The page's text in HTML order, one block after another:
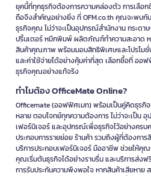
ข้อดีของการใช้ชุด PPE คุ
การลงทุนในชุดพีพีอีที่มีคุณภาพไม่เพียงช่
ใช้งาน แต่ยังช่วยลดต้นทุนจากการบาดเจ็บ
ประสิทธิภาพการทำงาน และสร้างความมั่
นอกจากนี้ยังช่วยให้องค์กรปฏิบัติตามกฎห
ทำไมต้อง OFM สำหรับอุป
ปลอดภัย
OFM คือผู้เชี่ยวชาญด้านอุปกรณ์โรงงาน
คุณไว้วางใจได้ เรามีชุดกันสารเคมี, ชุดกั
ชั้นนำที่ผ่านมาตรฐานสากล พร้อมให้คำป
สมที่สุดกับงานของคุณ
ยุคนี้ที่ทุกธุรกิจต้องการความคล่องตัว การเลือ
ถือจึงสำคัญอย่างยิ่ง ที่ OFM.co.th คุณจะพบกั
ธุรกิจคุณ ไม่ว่าจะเป็นอุปกรณ์สำนักงาน กระดาษ
ปริ้นเตอร์ หมึกพิมพ์ ผลิตภัณฑ์ทำความสะอาด
สินค้าคุณภาพ พร้อมมอบสิทธิพิเศษและโปรโมชั่
และค่าใช้จ่ายได้อย่างคุ้มค่าที่สุด เลือกซื้อที่ ออ
ธุรกิจคุณอย่างแท้จริง
ทำไมต้อง OfficeMate Online?
Officemate (ออฟฟิศเมท) พร้อมเป็นคู่คิดธุร
หลาย ตอบโจทย์ทุกความต้องการ ไม่ว่าจะเป็น
เฟอร์นิเจอร์ และอุปกรณ์เพื่อธุรกิจไว้อย่างครบ
ประกอบการรายย่อย ร้านค้า รวมถึงผู้ที่ต้องก
บริการประกอบเฟอร์นิเจอร์ มืออาชีพ ช่วยให้คุ
คุณเริ่มต้นธุรกิจได้อย่างราบรื่น และบริการส่ง
การรับประกันความพึงพอใจ หากสินค้าเสียหาย